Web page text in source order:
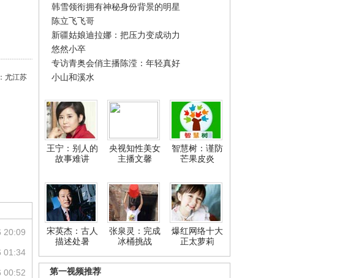
韩雪领衔拥有神秘身份背景的明星
陈立飞飞哥
新疆姑娘迪拉娜：把压力变成动力
悠然小卒
专访青奥会俏主播陈滢：年轻真好
小山和溪水
王宁：别人的
故事难讲
央视知性美女
主播文馨
智慧树：谨防
芒果皮炎
宋英杰：古人
描述处暑
张泉灵：完成
冰桶挑战
爆红网络十大
正太萝莉
第一视频推荐
尤江苏
20:09
01:34
00:52